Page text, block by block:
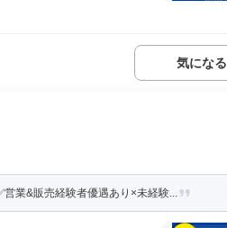
気になる
営業&販売経験者優遇あり×未経験...